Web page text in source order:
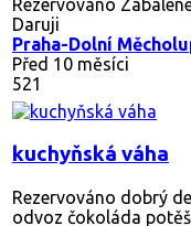
Rezervováno
Daruji
Praha-Dolní
Před 10 měsíci
521
kuchyňská váha
Rezervováno dobrý
odvoz čokoláda